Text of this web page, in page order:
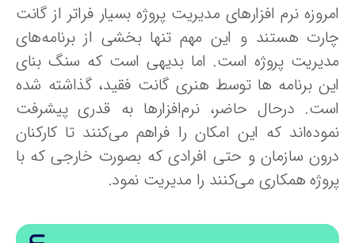
نرم افزارهای مدیریت پروژه بسیار فراتر از گانت
هستند و این مهم تنها بخشی از برنامه‌های
پروژه است. اما بدیهی است که سنگ بنای
برنامه ها توسط هنری گانت فقید، گذاشته شده
درحال حاضر، نرم‌افزارها به قدری پیشرفت
که این امکان را فراهم می‌کنند تا کارکنان
سازمان و حتی افرادی که بصورت خارجی که با
همکاری می‌کنند را مدیریت نمود.